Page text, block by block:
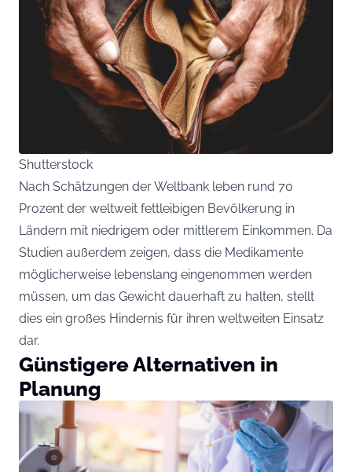
Shutterstock
Nach Schätzungen der Weltbank leben rund 70
Prozent der weltweit fettleibigen Bevölkerung in
Ländern mit niedrigem oder mittlerem Einkommen. Da
Studien außerdem zeigen, dass die Medikamente
möglicherweise lebenslang eingenommen werden
müssen, um das Gewicht dauerhaft zu halten, stellt
dies ein großes Hindernis für ihren weltweiten Einsatz
dar.
Günstigere Alternativen in
Planung